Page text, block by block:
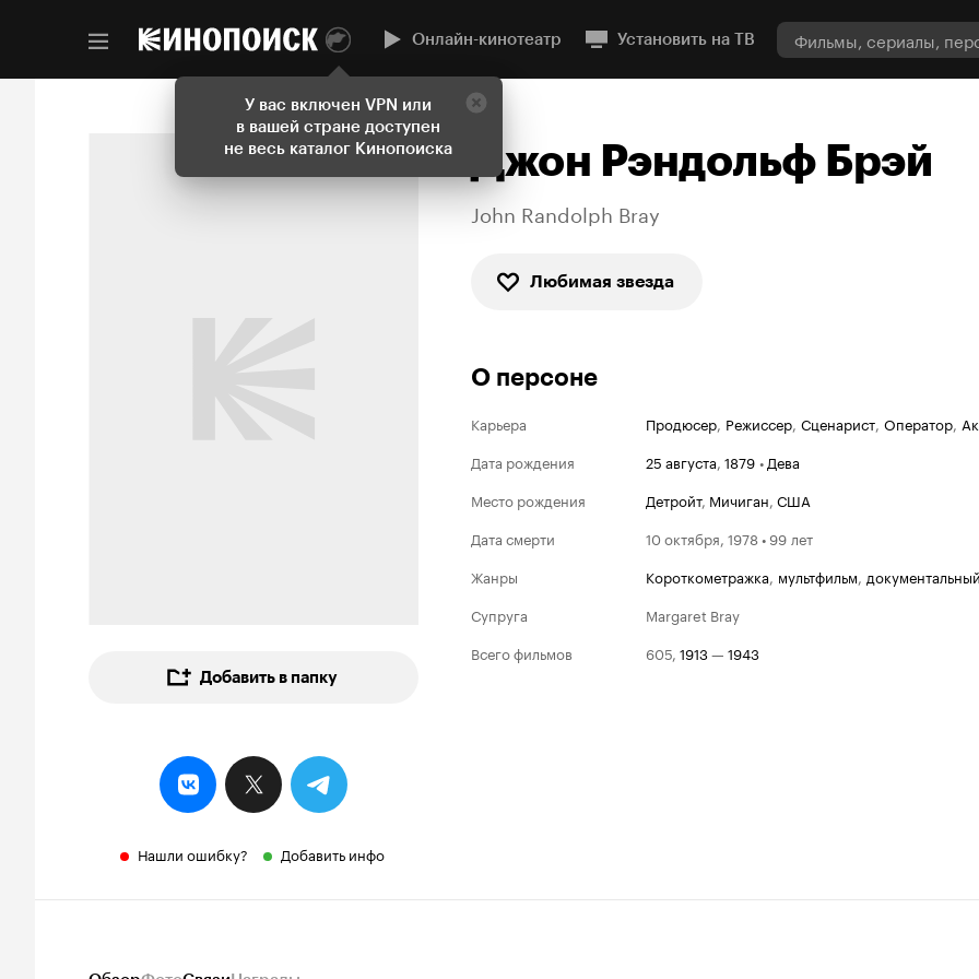
У вас включен VPN или
в вашей стране доступен
не весь каталог Кинопоиска
Онлайн-кинотеатр Установить на ТВ
Добавить в папку
Нашли ошибку? Добавить инфо
Джон Рэндольф Брэй
John Randolph Bray
Любимая звезда
О персоне
Карьера Продюсер, Режиссер, Сценарист, Оператор,
Дата рождения
25 августа, 1879 • Дева
Место рождения
Детройт, Мичиган, США
Дата смерти
10 октября, 1978 • 99 лет
Жанры
короткометражка, мультфильм,
Супруга
Margaret Bray
Всего фильмов
605, 1913— 1943